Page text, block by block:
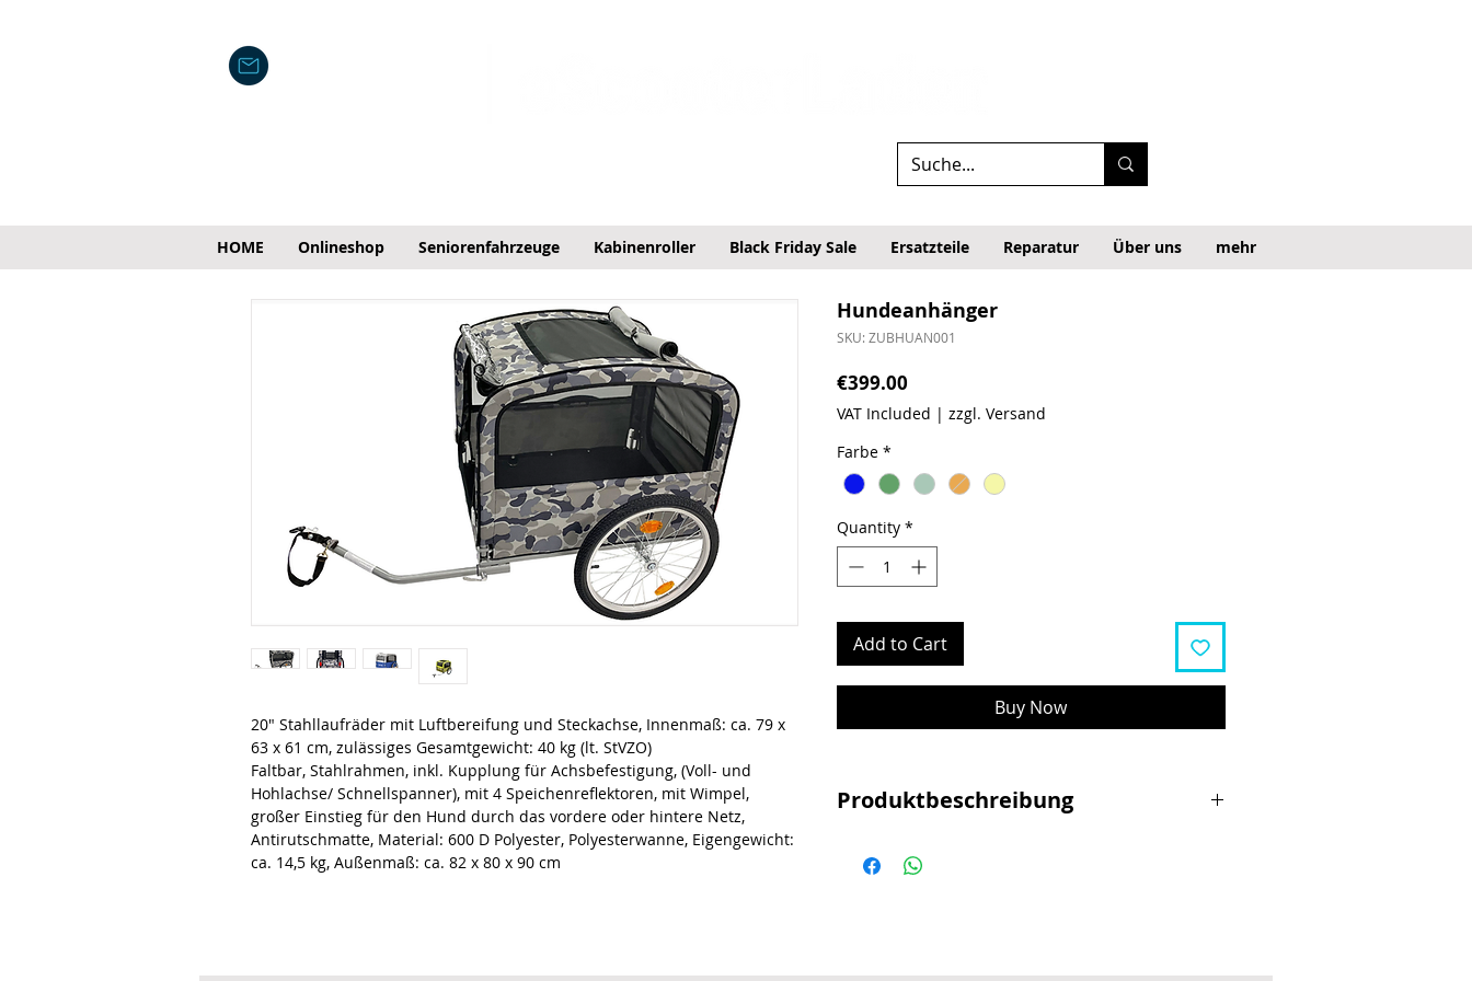
HOME Onlineshop Seniorenfahrzeuge Kabinenroller Black Friday Sale Ersatzteile Reparatur Über uns mehr
20" Stahllaufräder mit Luftbereifung und Steckachse, Innenmaß: ca. 79 x
63 x 61 cm, zulässiges Gesamtgewicht: 40 kg (lt. StVZO)
Faltbar, Stahlrahmen, inkl. Kupplung für Achsbefestigung, (Voll- und
Hohlachse/ Schnellspanner), mit 4 Speichenreflektoren, mit Wimpel,
großer Einstieg für den Hund durch das vordere oder hintere Netz,
Antirutschmatte, Material: 600 D Polyester, Polyesterwanne, Eigengewicht:
ca. 14,5 kg, Außenmaß: ca. 82 x 80 x 90 cm
Hundeanhänger
SKU: ZUBHUAN001
€399.00Price
VAT Included | zzgl. Versand
Farbe *
Quantity *
Add to Cart
Buy Now
Produktbeschreibung
Steckachse